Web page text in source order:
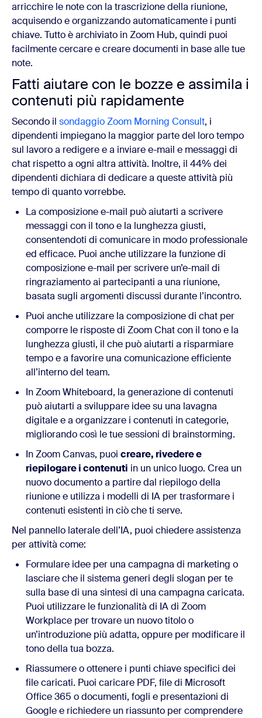
arricchire le note con la trascrizione della riunione,
acquisendo e organizzando automaticamente i punti
chiave. Tutto è archiviato in Zoom Hub, quindi puoi
facilmente cercare e creare documenti in base alle tue
note.
Fatti aiutare con le bozze e assimila i
contenuti più rapidamente
Secondo il sondaggio Zoom Morning Consult, i
dipendenti impiegano la maggior parte del loro tempo
sul lavoro a redigere e a inviare e-mail e messaggi di
chat rispetto a ogni altra attività. Inoltre, il 44% dei
dipendenti dichiara di dedicare a queste attività più
tempo di quanto vorrebbe.
La composizione e-mail può aiutarti a scrivere
messaggi con il tono e la lunghezza giusti,
consentendoti di comunicare in modo professionale
ed efficace. Puoi anche utilizzare la funzione di
composizione e-mail per scrivere un’e-mail di
ringraziamento ai partecipanti a una riunione,
basata sugli argomenti discussi durante l’incontro.
Puoi anche utilizzare la composizione di chat per
comporre le risposte di Zoom Chat con il tono e la
lunghezza giusti, il che può aiutarti a risparmiare
tempo e a favorire una comunicazione efficiente
all’interno del team.
In Zoom Whiteboard, la generazione di contenuti
può aiutarti a sviluppare idee su una lavagna
digitale e a organizzare i contenuti in categorie,
migliorando così le tue sessioni di brainstorming.
In Zoom Canvas, puoi creare, rivedere e
riepilogare i contenuti in un unico luogo. Crea un
nuovo documento a partire dal riepilogo della
riunione e utilizza i modelli di IA per trasformare i
contenuti esistenti in ciò che ti serve.
Nel pannello laterale dell’IA, puoi chiedere assistenza
per attività come:
Formulare idee per una campagna di marketing o
lasciare che il sistema generi degli slogan per te
sulla base di una sintesi di una campagna caricata.
Puoi utilizzare le funzionalità di IA di Zoom
Workplace per trovare un nuovo titolo o
un’introduzione più adatta, oppure per modificare il
tono della tua bozza.
Riassumere o ottenere i punti chiave specifici dei
file caricati. Puoi caricare PDF, file di Microsoft
Office 365 o documenti, fogli e presentazioni di
Google e richiedere un riassunto per comprendere